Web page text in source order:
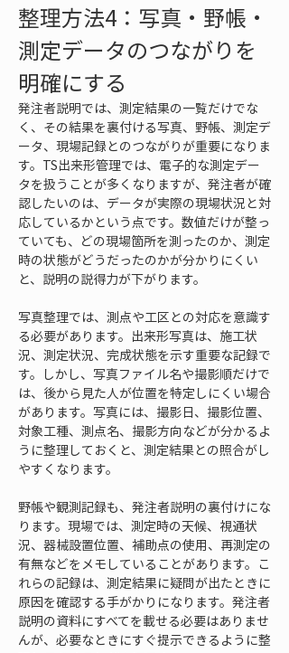
整理方法4：写真・野帳・
測定データのつながりを
明確にする
発注者説明では、測定結果の一覧だけでな
く、その結果を裏付ける写真、野帳、測定デ
ータ、現場記録とのつながりが重要になりま
す。TS出来形管理では、電子的な測定デー
タを扱うことが多くなりますが、発注者が確
認したいのは、データが実際の現場状況と対
応しているかという点です。数値だけが整っ
ていても、どの現場箇所を測ったのか、測定
時の状態がどうだったのかが分かりにくい
と、説明の説得力が下がります。
写真整理では、測点や工区との対応を意識す
る必要があります。出来形写真は、施工状
況、測定状況、完成状態を示す重要な記録で
す。しかし、写真ファイル名や撮影順だけで
は、後から見た人が位置を特定しにくい場合
があります。写真には、撮影日、撮影位置、
対象工種、測点名、撮影方向などが分かるよ
うに整理しておくと、測定結果との照合がし
やすくなります。
野帳や観測記録も、発注者説明の裏付けにな
ります。現場では、測定時の天候、視通状
況、器械設置位置、補助点の使用、再測定の
有無などをメモしていることがあります。こ
れらの記録は、測定結果に疑問が出たときに
原因を確認する手がかりになります。発注者
説明の資料にすべてを載せる必要はありませ
んが、必要なときにすぐ提示できるように整